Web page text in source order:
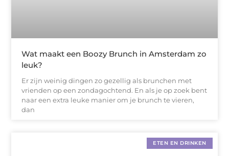
Wat maakt een Boozy Brunch in Amsterdam zo
leuk?
Er zijn weinig dingen zo gezellig als brunchen met
vrienden op een zondagochtend. En als je op zoek bent
naar een extra leuke manier om je brunch te vieren,
dan
ETEN EN DRINKEN